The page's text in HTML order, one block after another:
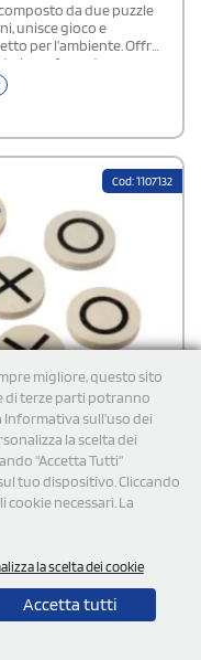
migliore, questo sito
di terze parti potranno
sull’uso dei
la scelta dei
"Accetta Tutti"
tuo dispositivo. Cliccando
cookie necessari. La
la scelta dei cookie
Accetta tutti
da due puzzle
unisce gioco e
per l’ambiente. Offre
in un formato
Cod: 1107132